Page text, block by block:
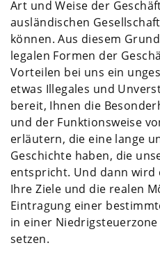
Art und Weise der
ausländischen
können. Aus diesem
legalen Formen der
Vorteilen bei uns ein
etwas Illegales und
bereit, Ihnen die
und der Funktionsweise
erläutern, die eine lange
Geschichte haben, die
entspricht. Und dann wird
Ihre Ziele und die realen
Eintragung einer
in einer
setzen.